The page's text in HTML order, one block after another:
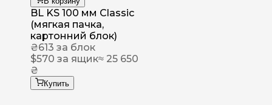
BL KS 100 мм Classic
(мягкая пачка,
картонний блок)
₴613 за блок
$570 за ящик≈ 25 650
₴
Купить